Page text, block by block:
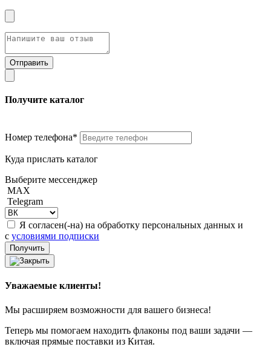
Получите каталог
Номер телефона*
Куда прислать каталог
Выберите мессенджер
MAX
Telegram
Я согласен(-на) на обработку персональных данных и
с условиями подписки
Уважаемые клиенты!
Мы расширяем возможности для вашего бизнеса!
Теперь мы помогаем находить флаконы под ваши задачи —
включая прямые поставки из Китая.